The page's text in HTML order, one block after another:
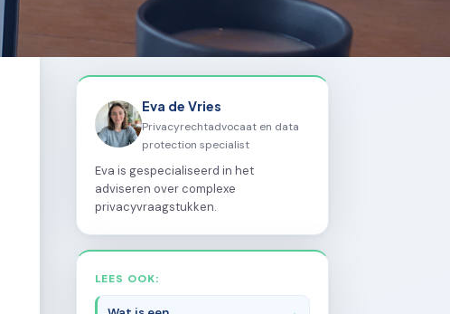
Eva de Vries
Privacyrechtadvocaat en data
protection specialist
Eva is gespecialiseerd in het
adviseren over complexe
privacyvraagstukken.
LEES OOK: